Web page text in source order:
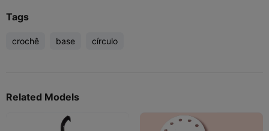
Tags
crochê base círculo
Related Models